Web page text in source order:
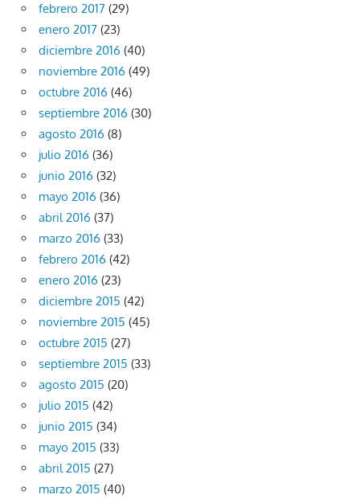
febrero 2017 (29)
enero 2017 (23)
diciembre 2016 (40)
noviembre 2016 (49)
octubre 2016 (46)
septiembre 2016 (30)
agosto 2016 (8)
julio 2016 (36)
junio 2016 (32)
mayo 2016 (36)
abril 2016 (37)
marzo 2016 (33)
febrero 2016 (42)
enero 2016 (23)
diciembre 2015 (42)
noviembre 2015 (45)
octubre 2015 (27)
septiembre 2015 (33)
agosto 2015 (20)
julio 2015 (42)
junio 2015 (34)
mayo 2015 (33)
abril 2015 (27)
marzo 2015 (40)